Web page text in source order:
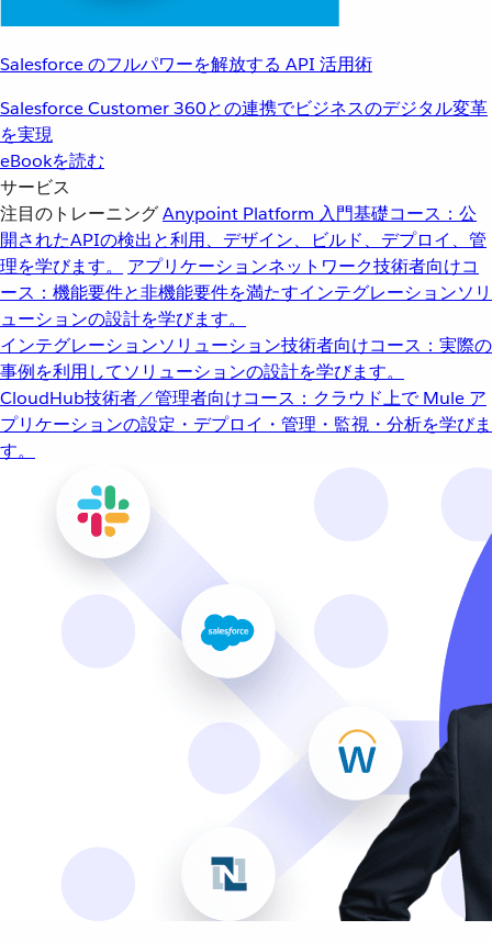
Salesforce のフルパワーを解放する API 活用術
Salesforce Customer 360との連携でビジネスのデジタル変革
を実現
eBookを読む
サービス
注目のトレーニングAnypoint Platform 入門基礎コース：公
開されたAPIの検出と利用、デザイン、ビルド、デプロイ、管
理を学びます。
アプリケーションネットワーク技術者向けコ
ース：機能要件と非機能要件を満たすインテグレーションソリ
ューションの設計を学びます。
インテグレーションソリューション技術者向けコース：実際の
事例を利用してソリューションの設計を学びます。
CloudHub技術者／管理者向けコース：クラウド上で Mule ア
プリケーションの設定・デプロイ・管理・監視・分析を学びま
す。